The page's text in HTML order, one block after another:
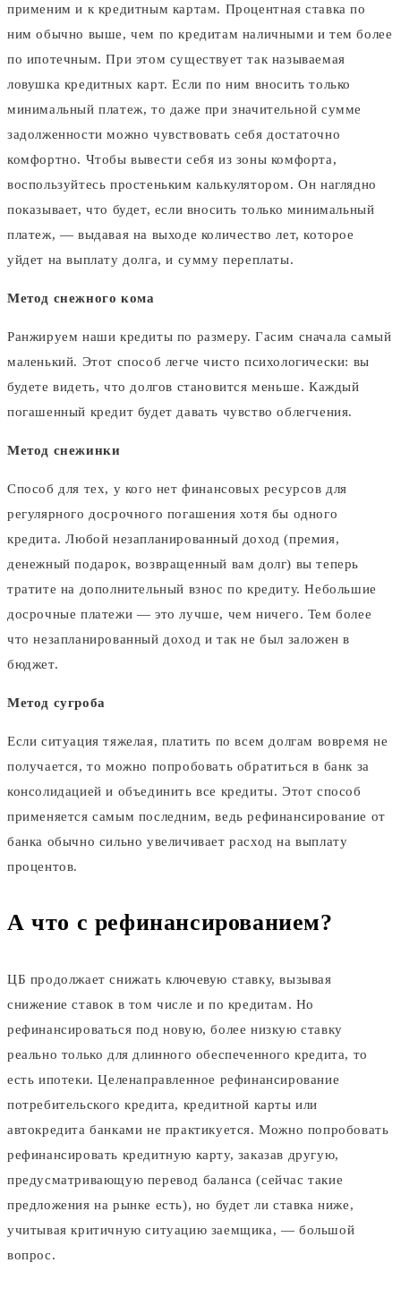
применим и к кредитным картам. Процентная ставка по
ним обычно выше, чем по кредитам наличными и тем более
по ипотечным. При этом существует так называемая
ловушка кредитных карт. Если по ним вносить только
минимальный платеж, то даже при значительной сумме
задолженности можно чувствовать себя достаточно
комфортно. Чтобы вывести себя из зоны комфорта,
воспользуйтесь простеньким калькулятором. Он наглядно
показывает, что будет, если вносить только минимальный
платеж, — выдавая на выходе количество лет, которое
уйдет на выплату долга, и сумму переплаты.
Метод снежного кома
Ранжируем наши кредиты по размеру. Гасим сначала самый
маленький. Этот способ легче чисто психологически: вы
будете видеть, что долгов становится меньше. Каждый
погашенный кредит будет давать чувство облегчения.
Метод снежинки
Способ для тех, у кого нет финансовых ресурсов для
регулярного досрочного погашения хотя бы одного
кредита. Любой незапланированный доход (премия,
денежный подарок, возвращенный вам долг) вы теперь
тратите на дополнительный взнос по кредиту. Небольшие
досрочные платежи — это лучше, чем ничего. Тем более
что незапланированный доход и так не был заложен в
бюджет.
Метод сугроба
Если ситуация тяжелая, платить по всем долгам вовремя не
получается, то можно попробовать обратиться в банк за
консолидацией и объединить все кредиты. Этот способ
применяется самым последним, ведь рефинансирование от
банка обычно сильно увеличивает расход на выплату
процентов.
А что с рефинансированием?
ЦБ продолжает снижать ключевую ставку, вызывая
снижение ставок в том числе и по кредитам. Но
рефинансироваться под новую, более низкую ставку
реально только для длинного обеспеченного кредита, то
есть ипотеки. Целенаправленное рефинансирование
потребительского кредита, кредитной карты или
автокредита банками не практикуется. Можно попробовать
рефинансировать кредитную карту, заказав другую,
предусматривающую перевод баланса (сейчас такие
предложения на рынке есть), но будет ли ставка ниже,
учитывая критичную ситуацию заемщика, — большой
вопрос.